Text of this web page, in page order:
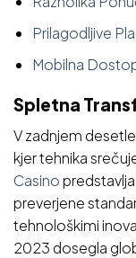
Prilagodljive
Mobilna
Spletna
V zadnjem
kjer tehnika
Casino
preverjene
tehnološkimi
2023 dosegla